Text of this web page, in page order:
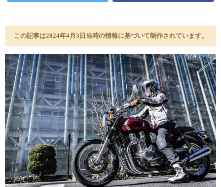
この記事は2024年4月3日当時の情報に基づいて制作されています。